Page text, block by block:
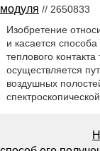
модуля // 2650833
Изобретение
и касается
теплового
осуществляется
воздушных